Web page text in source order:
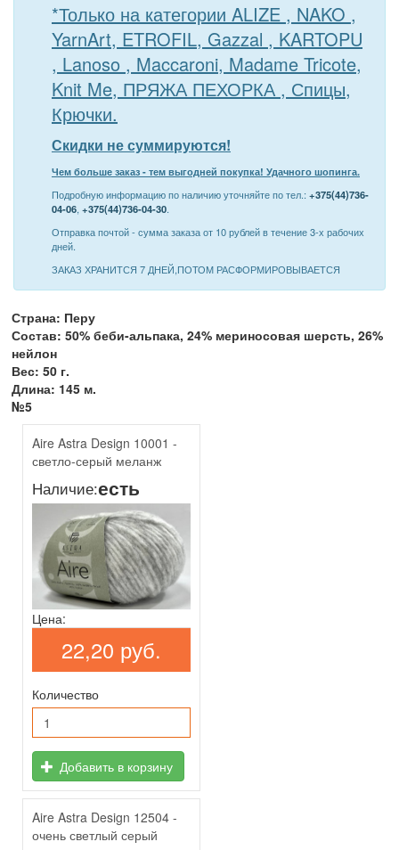
*Только на категории ALIZE , NAKO ,
YarnArt, ETROFIL, Gazzal , KARTOPU
, Lanoso , Maccaroni, Madame Tricote,
Knit Me, ПРЯЖА ПЕХОРКА , Спицы,
Крючки.
Скидки не суммируются!
Чем больше заказ - тем выгодней покупка! Удачного шопинга.
Подробную информацию по наличию уточняйте по тел.: +375(44)736-
04-06, +375(44)736-04-30.
Отправка почтой - сумма заказа от 10 рублей в течение 3-х рабочих
дней.
ЗАКАЗ ХРАНИТСЯ 7 ДНЕЙ,ПОТОМ РАСФОРМИРОВЫВАЕТСЯ
Страна: Перу
Состав: 50% беби-альпака, 24% мериносовая шерсть, 26%
нейлон
Вес: 50 г.
Длина: 145 м.
№5
Aire Astra Design 10001 -
светло-серый меланж
Наличие:есть
Цена:
22,20 руб.
Количество
Добавить в корзину
Aire Astra Design 12504 -
очень светлый серый